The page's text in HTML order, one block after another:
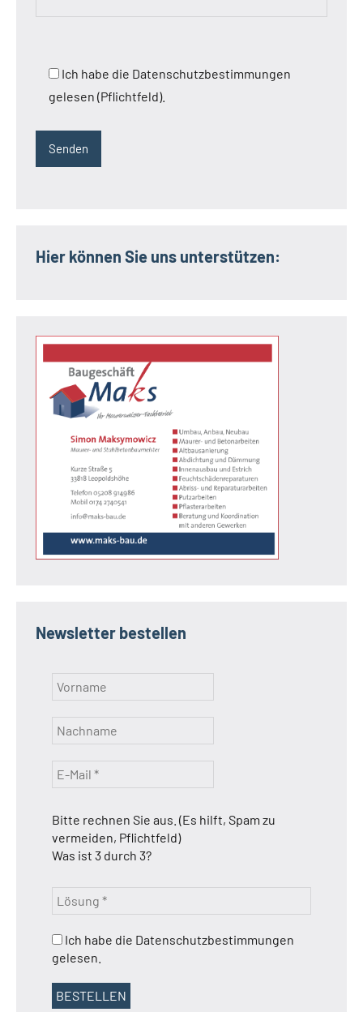
Ich habe die Datenschutzbestimmungen
gelesen (Pflichtfeld).
Hier können Sie uns unterstützen:
Newsletter bestellen
Bitte rechnen Sie aus. (Es hilft, Spam zu
vermeiden, Pflichtfeld)
Was ist 3 durch 3?
Ich habe die Datenschutzbestimmungen
gelesen.